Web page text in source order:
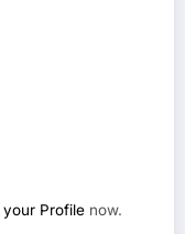
your Profile now.